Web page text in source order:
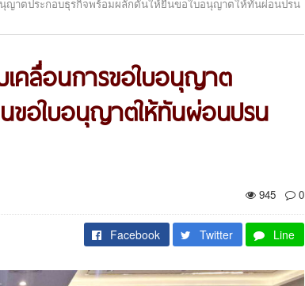
ญาตประกอบธุรกิจพร้อมผลักดันให้ยื่นขอใบอนุญาตให้ทันผ่อนปรน
เคลื่อนการขอใบอนุญาต
ขอใบอนุญาตให้ทันผ่อนปรน
945 0
Facebook Twitter Line